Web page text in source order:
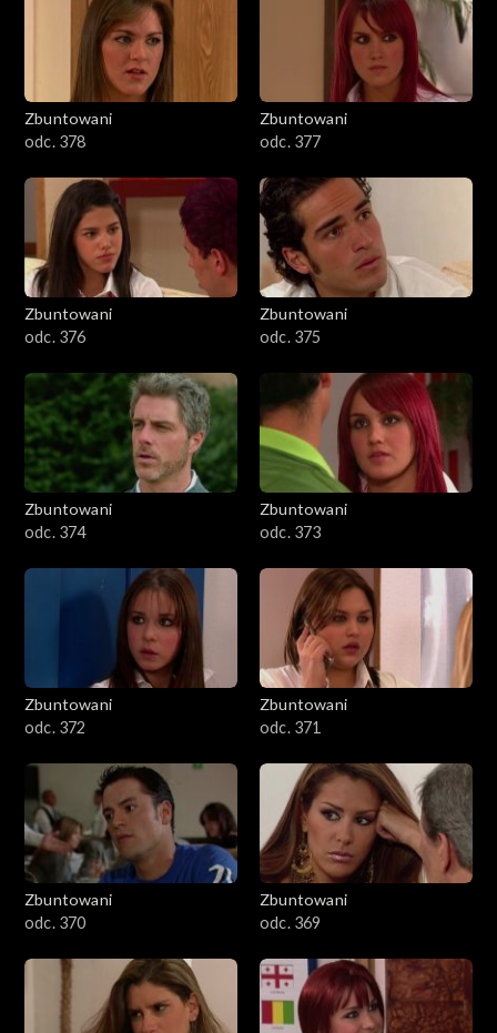
Zbuntowani
odc. 378
Zbuntowani
odc. 377
Zbuntowani
odc. 376
Zbuntowani
odc. 375
Zbuntowani
odc. 374
Zbuntowani
odc. 373
Zbuntowani
odc. 372
Zbuntowani
odc. 371
Zbuntowani
odc. 370
Zbuntowani
odc. 369